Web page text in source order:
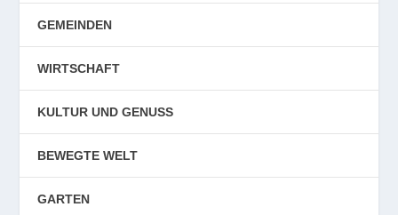
GEMEINDEN
WIRTSCHAFT
KULTUR UND GENUSS
BEWEGTE WELT
GARTEN